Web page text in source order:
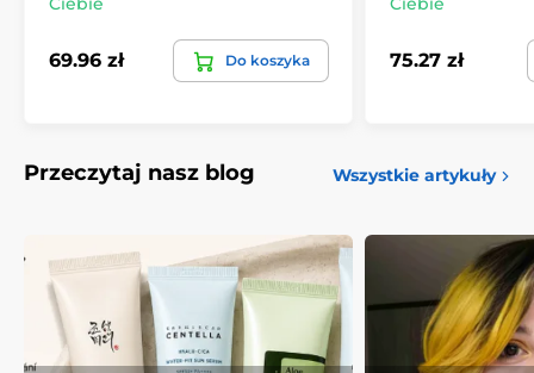
69.96 zł Do koszyka 75.27 zł
Przeczytaj nasz blog Wszystkie artykuły